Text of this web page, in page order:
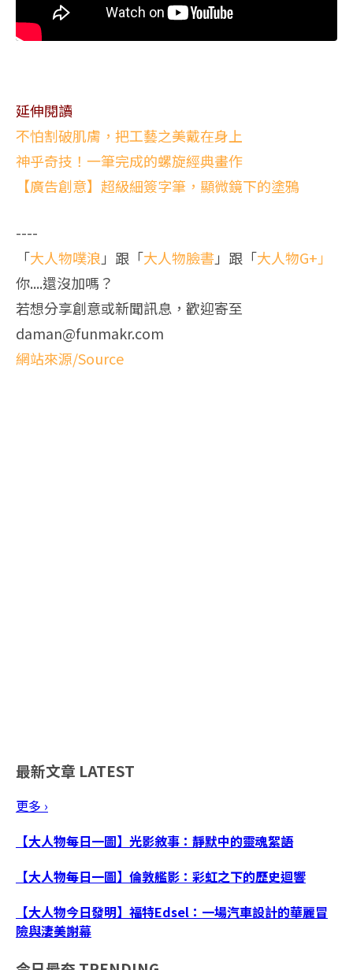
延伸閱讀
不怕割破肌膚，把工藝之美戴在身上
神乎奇技！一筆完成的螺旋經典畫作
【廣告創意】超級細簽字筆，顯微鏡下的塗鴉
----
「大人物噗浪」跟「大人物臉書」跟「大人物G+」
你....還沒加嗎？
若想分享創意或新聞訊息，歡迎寄至
daman@funmakr.com
網站來源/Source
最新文章 LATEST
更多 ›
【大人物每日一圖】光影敘事：靜默中的靈魂絮語
【大人物每日一圖】倫敦艦影：彩虹之下的歷史迴響
【大人物今日發明】福特Edsel：一場汽車設計的華麗冒
險與淒美謝幕